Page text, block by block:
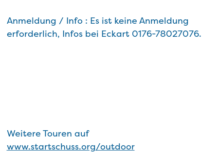
Anmeldung / Info : Es ist keine Anmeldung
erforderlich, Infos bei Eckart 0176-78027076.
Weitere Touren auf
www.startschuss.org/outdoor